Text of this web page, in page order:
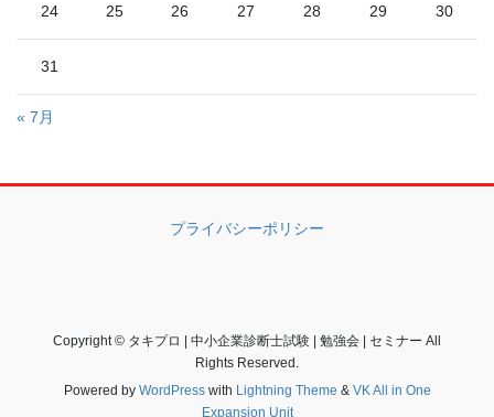
24 25 26 27 28 29 30
31
« 7月
プライバシーポリシー
Copyright © タキプロ | 中小企業診断士試験 | 勉強会 | セミナー All
Rights Reserved.
Powered by WordPresswith Lightning Theme & VK All in One
Expansion Unit